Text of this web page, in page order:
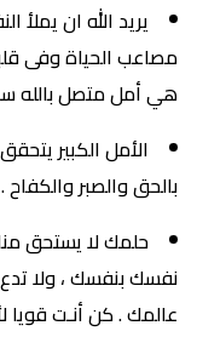
يريد الله ان يملأ
مصاعب الحياة وفى
هي أمل متصل بالله
الأمل الكبير
بالحق والصبر والكفاح .
حلمك لا يستحق
نفسك بنفسك ، ولا
عالمك . كن أنـت قويا